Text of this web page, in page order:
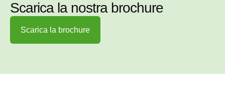
Scarica la nostra brochure
Scarica la brochure